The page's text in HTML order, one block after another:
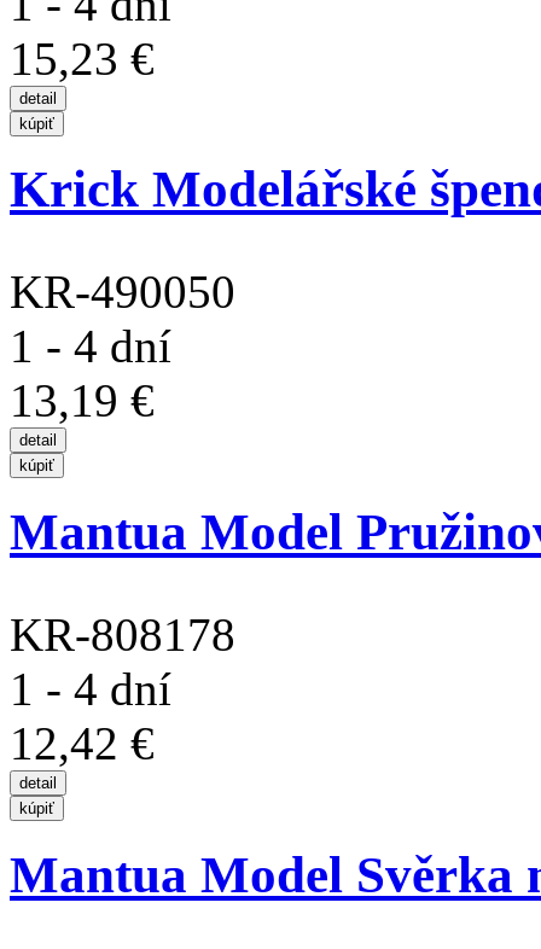
15,23 €
Krick Modelářské
KR-490050
1 - 4 dní
13,19 €
Mantua Model
KR-808178
1 - 4 dní
12,42 €
Mantua Model Svěrka